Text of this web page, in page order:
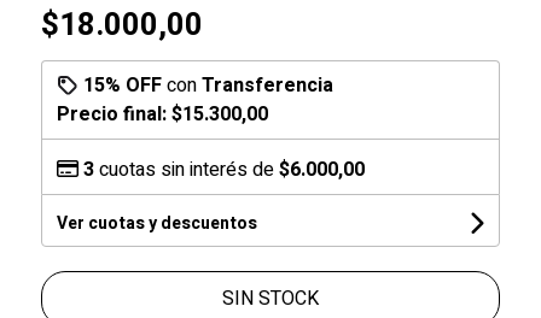
$18.000,00
15% OFFconTransferencia
Precio final:$15.300,00
3cuotas sin interés de$6.000,00
Ver cuotas y descuentos
SIN STOCK